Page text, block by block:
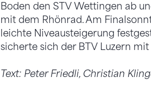
Boden den STV Wettingen ab
mit dem Rhönrad. Am
leichte Niveausteigerung
sicherte sich der BTV Luzern
Text: Peter Friedli, Christian